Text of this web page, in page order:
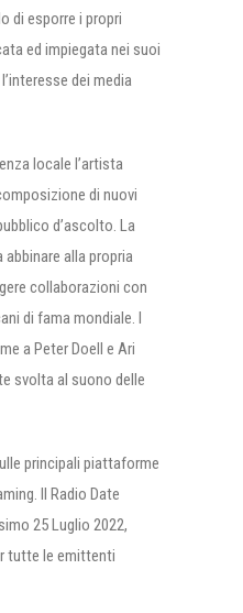
di esporre i propri
ed impiegata nei suoi
dei media
locale l’artista
di nuovi
d’ascolto. La
alla propria
collaborazioni con
di fama mondiale. I
a Peter Doell e Ari
svolta al suono delle
principali piattaforme
Il Radio Date
25 Luglio 2022,
tutte le emittenti